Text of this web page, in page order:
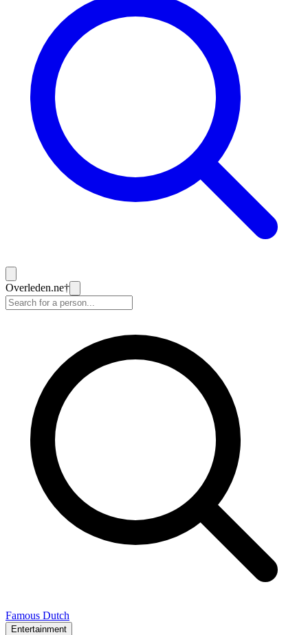
Overleden.ne†
Famous Dutch
Entertainment